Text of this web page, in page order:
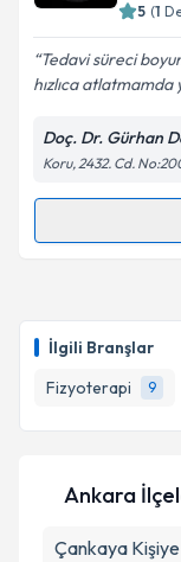
İlgili Branşlar
Fizyoterapi
9
Kişisel
Metni'ni
5 (1
Tedavi süreci
hızlıca atlatmamda
Doç. Dr. Gürhan
Koru, 2432. Cd.
Randevu
takvim
E-posta
Metni'ni
Ankara
Çankaya